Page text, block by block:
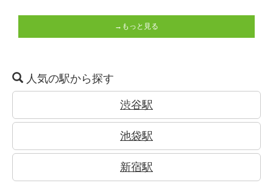
→もっと見る
人気の駅から探す
渋谷駅
池袋駅
新宿駅